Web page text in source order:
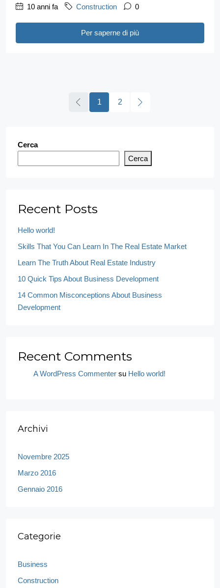
10 anni fa Construction 0
Per saperne di più
1 2
Cerca
Cerca
Recent Posts
Hello world!
Skills That You Can Learn In The Real Estate Market
Learn The Truth About Real Estate Industry
10 Quick Tips About Business Development
14 Common Misconceptions About Business
Development
Recent Comments
A WordPress Commenter su Hello world!
Archivi
Novembre 2025
Marzo 2016
Gennaio 2016
Categorie
Business
Construction